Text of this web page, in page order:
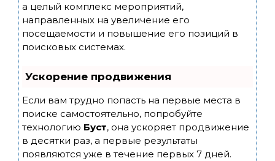
а целый комплекс мероприятий,
направленных на увеличение его
посещаемости и повышение его позиций в
поисковых системах.
Ускорение продвижения
Если вам трудно попасть на первые места в
поиске самостоятельно, попробуйте
технологию Буст, она ускоряет продвижение
в десятки раз, а первые результаты
появляются уже в течение первых 7 дней.